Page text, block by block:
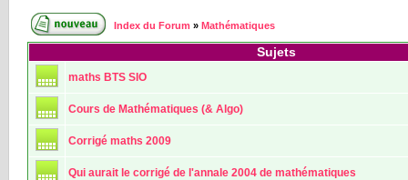
Index du Forum » Mathématiques
Sujets
maths BTS SIO
Cours de Mathématiques (& Algo)
Corrigé maths 2009
Qui aurait le corrigé de l'annale 2004 de mathématiques